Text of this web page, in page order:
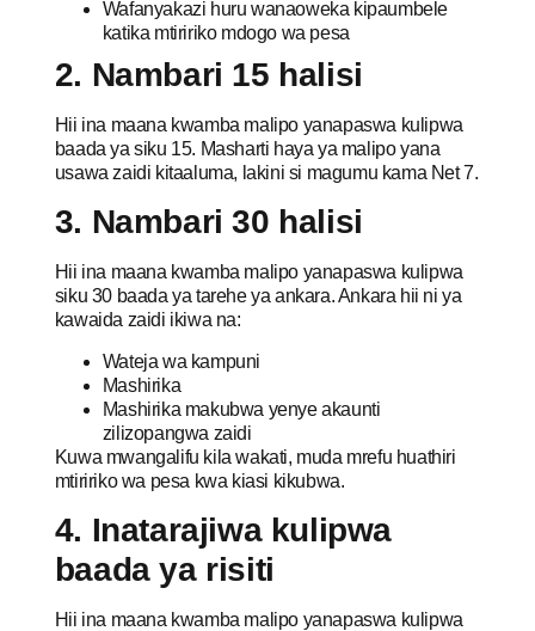
Wafanyakazi huru wanaoweka kipaumbele
katika mtiririko mdogo wa pesa
2. Nambari 15 halisi
Hii ina maana kwamba malipo yanapaswa kulipwa
baada ya siku 15. Masharti haya ya malipo yana
usawa zaidi kitaaluma, lakini si magumu kama Net 7.
3. Nambari 30 halisi
Hii ina maana kwamba malipo yanapaswa kulipwa
siku 30 baada ya tarehe ya ankara. Ankara hii ni ya
kawaida zaidi ikiwa na:
Wateja wa kampuni
Mashirika
Mashirika makubwa yenye akaunti
zilizopangwa zaidi
Kuwa mwangalifu kila wakati, muda mrefu huathiri
mtiririko wa pesa kwa kiasi kikubwa.
4. Inatarajiwa kulipwa
baada ya risiti
Hii ina maana kwamba malipo yanapaswa kulipwa